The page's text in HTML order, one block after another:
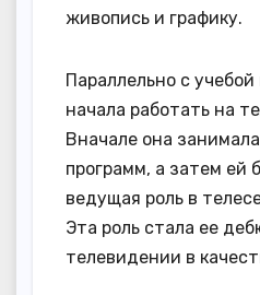
живопись и графику.
Параллельно с
начала работать на
Вначале она
программ, а затем ей
ведущая роль в
Эта роль стала ее
телевидении в